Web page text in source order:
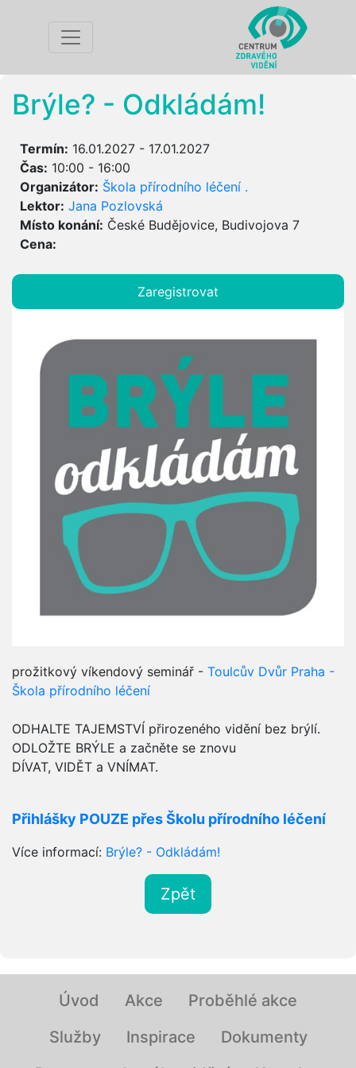
Brýle? - Odkládám!
Termín: 16.01.2027 - 17.01.2027
Čas: 10:00 - 16:00
Organizátor: Škola přírodního léčení .
Lektor: Jana Pozlovská
Místo konání: České Budějovice, Budivojova 7
Cena:
Zaregistrovat
prožitkový víkendový seminář - Toulcův Dvůr Praha -
Škola přírodního léčení
ODHALTE TAJEMSTVÍ přirozeného vidění bez brýlí.
ODLOŽTE BRÝLE a začněte se znovu
DÍVAT, VIDĚT a VNÍMAT.
Přihlášky POUZE přes Školu přírodního léčení
Více informací: Brýle? - Odkládám!
Zpět
Úvod Akce
Proběhlé akce
Služby
Inspirace
Dokumenty